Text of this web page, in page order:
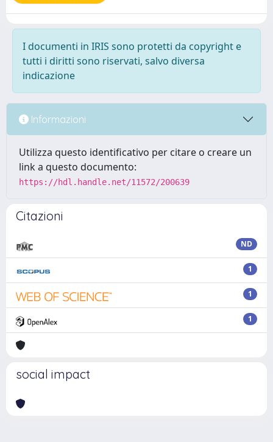
I documenti in IRIS sono protetti da copyright e
tutti i diritti sono riservati, salvo diversa
indicazione
Informazioni
Utilizza questo identificativo per citare o creare un
link a questo documento:
https://hdl.handle.net/11572/200639
Citazioni
ND
1
1
1
social impact